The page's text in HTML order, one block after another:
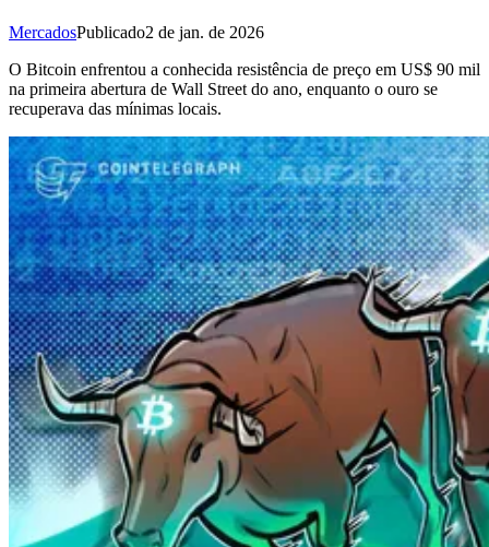
MercadosPublicado2 de jan. de 2026
O Bitcoin enfrentou a conhecida resistência de preço em US$ 90 mil
na primeira abertura de Wall Street do ano, enquanto o ouro se
recuperava das mínimas locais.